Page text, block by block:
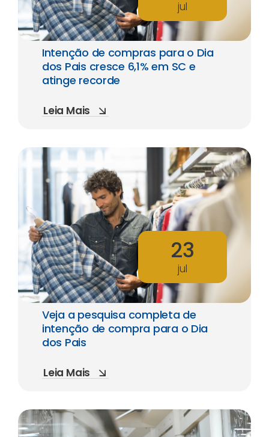
jul
Intenção de compras para o Dia
dos Pais cresce 6,1% em SC e
atinge recorde
Leia Mais
23
jul
Veja a pesquisa completa de
intenção de compra para o Dia
dos Pais
Leia Mais